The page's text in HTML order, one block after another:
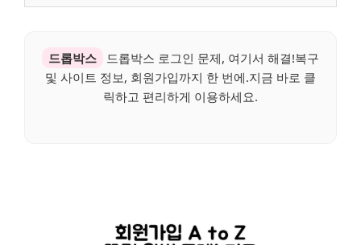
드롭박스
드롭박스 로그인 문제, 여기서 해결!복구
및 사이트 정보, 회원가입까지 한 번에.지금 바로 클
릭하고 편리하게 이용하세요.